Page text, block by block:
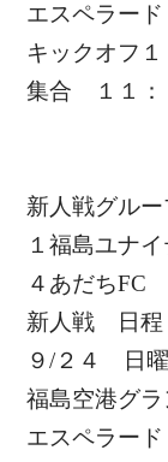
エスペラー
キックオフ
集合 １１：
新人戦グル
１福島ユナ
４あだちFC
新人戦 日程
９/２４ 日
福島空港グ
エスペラー